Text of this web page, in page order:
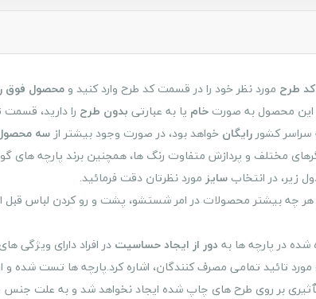
کد طرح مورد نظر خود را در قسمت کد طرح وارد کنید ومحصول فوق
محصول به صورت خام یا به عبارتی بدون طرح را دارید،
کشور رایگان خواهد بود، در صورت وجود بیشتر از سه محصول
مختلف و پردازش متفاوت رنگ ها، همچنین برند پارچه های
زیر، در انتخاب سایز مورد نظرتان دقت فرمائید.
چه بیشتر محصولات در امر شستشو، پشت و رو کردن لباس قبل از
شده در پارچه ها به دور از ایجاد حساسیتدر افراد دارای ویژگی
تائید تمامی مصرف کنندگان، اشاره کرد.پارچه ها تست شده و
بر روی طرح های چاپ شده ایجاد نخواهد شد و به علت جنس